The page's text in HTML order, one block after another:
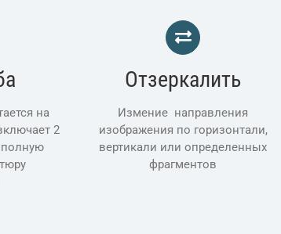
фрески через интернет заказать
на
2
полную
Отзеркалить
Измение направления
изображения по горизонтали,
вертикали или определенных
фрагментов